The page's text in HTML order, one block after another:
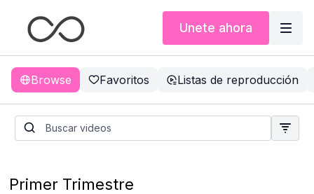
Unete ahora
Browse Favoritos Listas de reproducción
Primer Trimestre